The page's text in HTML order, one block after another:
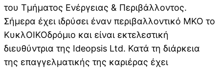
του Τμήματος Ενέργειας & Περιβάλλοντος.
Σήμερα έχει ιδρύσει έναν περιβαλλοντικό ΜΚΟ το
ΚυκλΟΙΚΟδρόμιο και είναι εκτελεστική
διευθύντρια της Ideopsis Ltd. Κατά τη διάρκεια
της επαγγελματικής της καριέρας έχει